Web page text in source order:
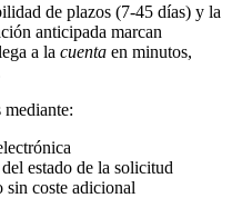
de plazos (7-45 días) y la
anticipada marcan
a la cuenta en minutos,
estado de la solicitud
sin coste adicional